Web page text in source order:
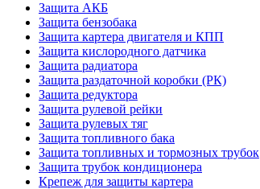
Защита АКБ
Защита бензобака
Защита картера двигателя и КПП
Защита кислородного датчика
Защита радиатора
Защита раздаточной коробки (РК)
Защита редуктора
Защита рулевой рейки
Защита рулевых тяг
Защита топливного бака
Защита топливных и тормозных трубок
Защита трубок кондиционера
Крепеж для защиты картера